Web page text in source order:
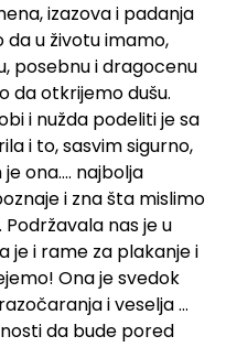
izazova i padanja
da u životu imamo,
posebnu i dragocenu
da otkrijemo dušu.
i nužda podeliti je sa
i to, sasvim sigurno,
ona…. najbolja
i zna šta mislimo
nas je u
je i rame za plakanje i
Ona je svedok
i veselja …
da bude pored